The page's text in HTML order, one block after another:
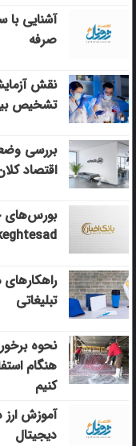
آشنایی با
صرفه
نقش
تشخیص
بررسی
اقتصاد
بورس‌های
تبلیغاتی
نحوه
هنگام
کنیم
آموزش ارز
دیجیتال